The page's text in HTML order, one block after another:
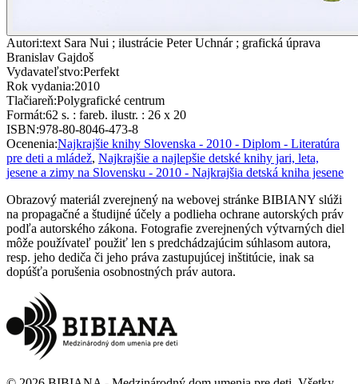
Autori:text Sara Nui ; ilustrácie Peter Uchnár ; grafická úprava
Branislav Gajdoš
Vydavateľstvo:Perfekt
Rok vydania:2010
Tlačiareň:Polygrafické centrum
Formát:62 s. : fareb. ilustr. : 26 x 20
ISBN:978-80-8046-473-8
Ocenenia:Najkrajšie knihy Slovenska - 2010 - Diplom - Literatúra
pre deti a mládež, Najkrajšie a najlepšie detské knihy jari, leta,
jesene a zimy na Slovensku - 2010 - Najkrajšia detská kniha jesene
Obrazový materiál zverejnený na webovej stránke BIBIANY slúži
na propagačné a študijné účely a podlieha ochrane autorských práv
podľa autorského zákona. Fotografie zverejnených výtvarných diel
môže používateľ použiť len s predchádzajúcim súhlasom autora,
resp. jeho dediča či jeho práva zastupujúcej inštitúcie, inak sa
dopúšťa porušenia osobnostných práv autora.